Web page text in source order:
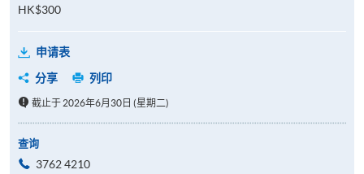
HK$300
申请表
分享
列印
截止于 2026年6月30日 (星期二)
查询
3762 4210